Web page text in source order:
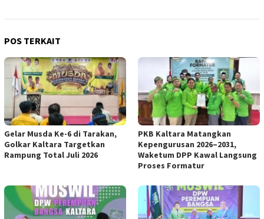
POS TERKAIT
Gelar Musda Ke-6 di Tarakan,
Golkar Kaltara Targetkan
Rampung Total Juli 2026
PKB Kaltara Matangkan
Kepengurusan 2026–2031,
Waketum DPP Kawal Langsung
Proses Formatur